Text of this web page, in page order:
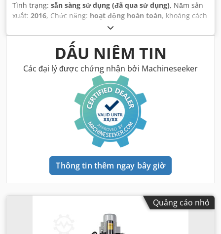
Tình trạng: sẵn sàng sử dụng (đã qua sử dụng), Năm sản
xuất: 2016, Chức năng: hoạt động hoàn toàn, khoảng cách
, khoảng cách di chuyển trục Y:
430 mm, khoảng cách di chuyển trục Z:460 mm, tốc độ
trục chính (tối đa):10.000 vòng/phút , mô hình bộ điều
Siemens Sinumerik 828D CNC
DẤU NIÊM TIN
Các đại lý được chứng nhận bởi Machineseeker
Thông tin thêm ngay bây giờ
Quảng cáo nhỏ